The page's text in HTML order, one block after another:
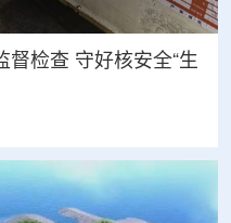
督检查 守好核安全“生